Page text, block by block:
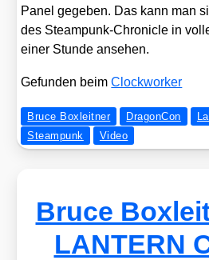
Panel gege­ben. Das kann man
des Steam­punk-Chro­nic­le in
einer Stun­de anse­hen.
Gefun­den beimClock­wor­ker
Bruce Boxleitner DragonCon
Steampunk
Video
Bruce
LANTERN